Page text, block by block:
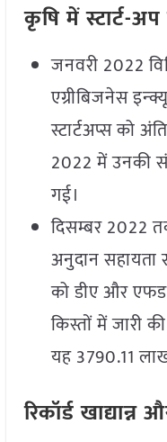
कृषि में स्टार्ट-
जनवरी 2022
एग्रीबिजनेस
स्टार्टअप्स को
2022 में उनकी
गई।
दिसम्बर 2022
अनुदान
को डीए और
किस्तों में जारी
यह 3790.11
रिकॉर्ड खाद्यान्न